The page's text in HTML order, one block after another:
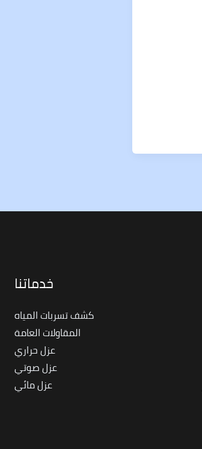
خدماتنا
كشف تسربات المياه
المقاولات العامة
عزل حراري
عزل صوتي
عزل مائي